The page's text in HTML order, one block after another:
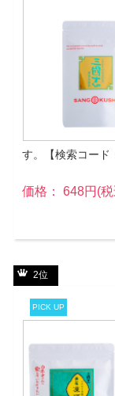
す。【検索コード
価格： 648円(
2位
PICK UP